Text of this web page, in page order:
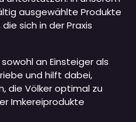
ausgewählte Produkte
sich in der Praxis
an Einsteiger als
und hilft dabei,
die Völker optimal zu
Imkereiprodukte